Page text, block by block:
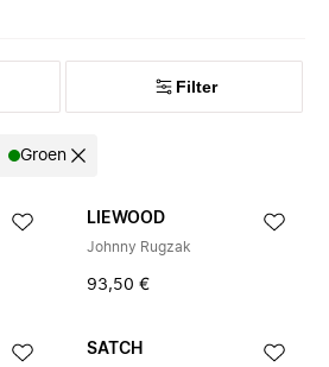
Filter
Groen
LIEWOOD
Johnny Rugzak
93,50 €
SATCH